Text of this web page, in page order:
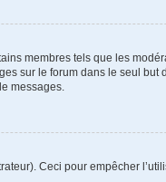
membres tels que les
sur le forum dans le seul
messages.
Ceci pour empêcher